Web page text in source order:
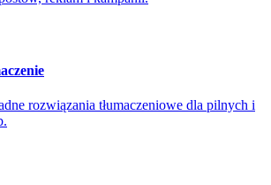
rozwiązania tłumaczeniowe dla pilnych i